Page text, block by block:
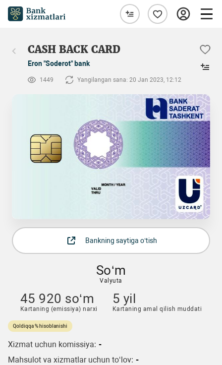
CASH BACK CARD
Eron "Soderot" bank
1449 Yangilangan sana: 20 Jan 2023, 12:12
Bankning saytiga o‘tish
So‘m
Valyuta
45 920 so‘m
Kartaning (emissiya) narxi
5 yil
Kartaning amal qilish muddati
Qoldiqqa % hisoblanishi
Xizmat uchun komissiya: -
Mahsulot va xizmatlar uchun to‘lov: -